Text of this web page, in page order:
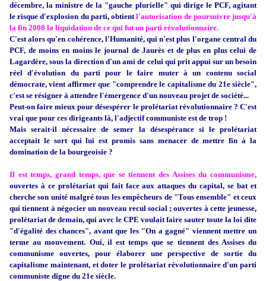
décembre, la ministre de la "gauche plurielle" qui dirige le PCF, agitant
le risque d'explosion du parti, obtientl'autorisation de poursuivre jusqu'à
la fin 2008 la liquidation de ce qui fut un parti révolutionnaire.
C'est alors qu'en cohérence, l'Humanité, qui n'est plus l'organe central du
PCF, de moins en moins le journal de Jaurès et de plus en plus celui de
Lagardère, sous la direction d'un ami de celui qui prit appui sur un besoin
réel d'évolution du parti pour le faire muter à un contenu social
démocrate, vient affirmer que "comprendre le capitalisme du 21e siècle",
c'est se résigner à attendre l'émergence d'un nouveau projet de société...
Peut-on faire mieux pour désespérer le prolétariat révolutionnaire ? C'est
vrai que pour ces dirigeants là, l'adjectif communiste est de trop !
Mais serait-il nécessaire de semer la désespérance si le prolétariat
acceptait le sort qui lui est promis sans menacer de mettre fin à la
domination de la bourgeoisie ?
Il est temps, grand temps, que se tiennent des Assises du communisme,
ouvertes à ce prolétariat qui fait face aux attaques du capital, se bat et
cherche son unité malgré tous les empêcheurs de "Tous ensemble" et ceux
qui tiennent à négocier un nouveau recul social ; ouvertes à cette jeunesse,
prolétariat de demain, qui avec le CPE voulait faire sauter toute la loi dite
"d'égalité des chances", avant que les "On a gagné" viennent mettre un
terme au mouvement. Oui, il est temps que se tiennent des Assises du
communisme ouvertes, pour élaborer une perspective de sortie du
capitalisme maintenant, et doter le prolétariat révolutionnaire d'un parti
communiste digne du 21e siècle.